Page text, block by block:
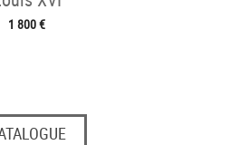
1 800 €